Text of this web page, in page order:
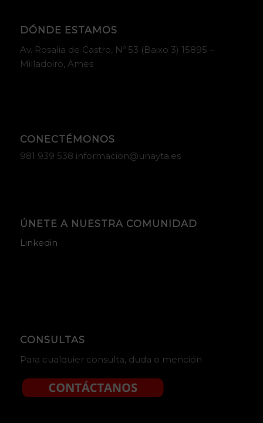
DÓNDE ESTAMOS
Av. Rosalia de Castro, Nº 53 (Baixo 3) 15895 –
Milladoiro, Ames
CONECTÉMONOS
981 939 538 informacion@unayta.es
ÚNETE A NUESTRA COMUNIDAD
Linkedin
CONSULTAS
Para cualquier consulta, duda o mención